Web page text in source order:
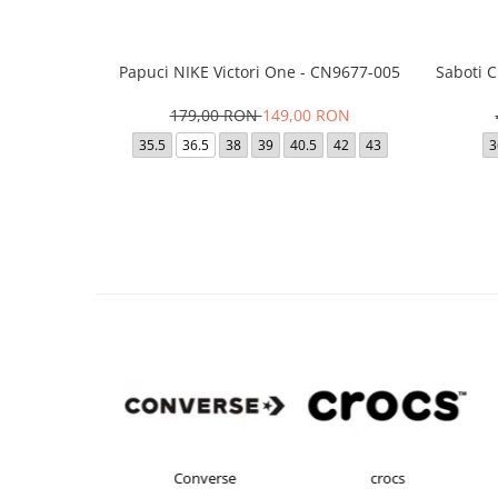
Papuci NIKE Victori One - CN9677-005
179,00 RON149,00 RON
35.5 36.5 38 39 40.5 42 43
Saboti
Converse crocs